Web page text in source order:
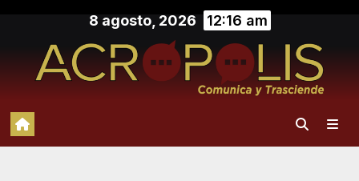
contenido
8 agosto, 2026 12:16 am